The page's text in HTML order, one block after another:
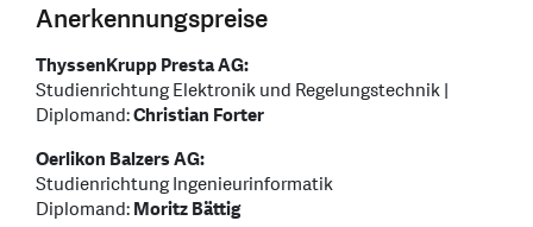
Anerkennungspreise
ThyssenKrupp Presta AG:
Studienrichtung Elektronik und Regelungstechnik |
Diplomand:Christian Forter
Oerlikon Balzers AG:
Studienrichtung Ingenieurinformatik
Diplomand:Moritz Bättig